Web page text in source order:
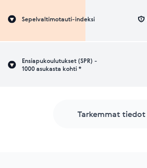
Sepelvaltimotauti-indeksi
Ensiapukoulutukset (SPR) -
1000 asukasta kohti *
Tarkemmat tiedot